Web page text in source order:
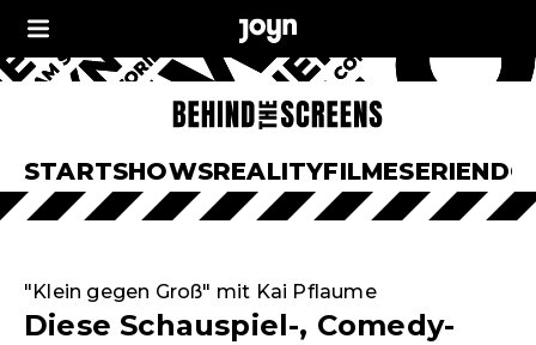
STARTSHOWSREALITYFILMESERIEN
"Klein gegen Groß" mit Kai Pflaume
Diese Schauspiel-, Comedy-